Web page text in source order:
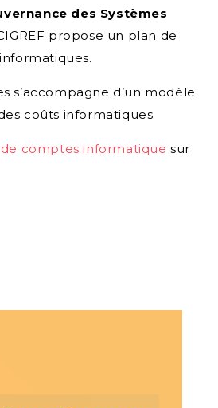
des Systèmes
propose un plan de
s’accompagne d’un modèle
coûts informatiques.
comptes informatique sur